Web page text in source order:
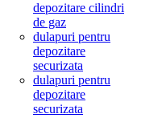
depozitare cilindri
de gaz
dulapuri pentru
depozitare
securizata
dulapuri pentru
depozitare
securizata